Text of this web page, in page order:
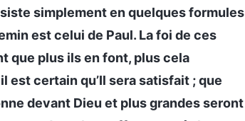
simplement en quelques formules
est celui de Paul. La foi de ces
que plus ils en font, plus cela
est certain qu’Il sera satisfait ; que
devant Dieu et plus grandes seront